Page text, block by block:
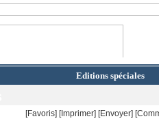
Editions spéciales
[Favoris] [Imprimer] [Envoyer]